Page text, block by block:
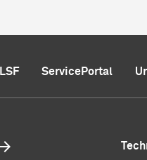
LSF ServicePortal